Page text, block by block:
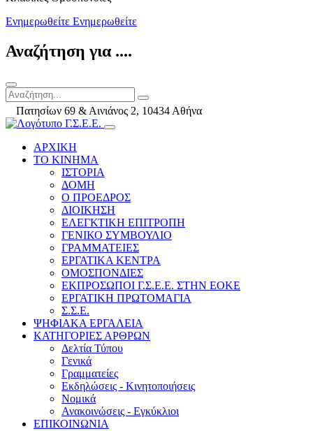
Ενημερωθείτε Ενημερωθείτε
Αναζήτηση για ....
Πατησίων 69 & Αινιάνος 2, 10434 Αθήνα
ΑΡΧΙΚΗ
ΤΟ ΚΙΝΗΜΑ
ΙΣΤΟΡΙΑ
ΔΟΜΗ
Ο ΠΡΟΕΔΡΟΣ
ΔΙΟΙΚΗΣΗ
ΕΛΕΓΚΤΙΚΗ ΕΠΙΤΡΟΠΗ
ΓΕΝΙΚΟ ΣΥΜΒΟΥΛΙΟ
ΓΡΑΜΜΑΤΕΙΕΣ
ΕΡΓΑΤΙΚΑ ΚΕΝΤΡΑ
ΟΜΟΣΠΟΝΔΙΕΣ
ΕΚΠΡΟΣΩΠΟΙ Γ.Σ.Ε.Ε. ΣΤΗΝ ΕΟΚΕ
ΕΡΓΑΤΙΚΗ ΠΡΩΤΟΜΑΓΙΑ
Σ.Σ.Ε.
ΨΗΦΙΑΚΑ ΕΡΓΑΛΕΙΑ
ΚΑΤΗΓΟΡΙΕΣ ΑΡΘΡΩΝ
Δελτία Τύπου
Γενικά
Γραμματείες
Εκδηλώσεις - Κινητοποιήσεις
Νομικά
Ανακοινώσεις - Εγκύκλιοι
ΕΠΙΚΟΙΝΩΝΙΑ